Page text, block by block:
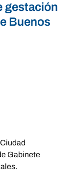
gestación
Buenos
Gabinete